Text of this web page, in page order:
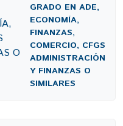
GRADO EN ADE,
ECONOMÍA,
FINANZAS,
COMERCIO, CFGS
ADMINISTRACIÓN
Y FINANZAS O
SIMILARES